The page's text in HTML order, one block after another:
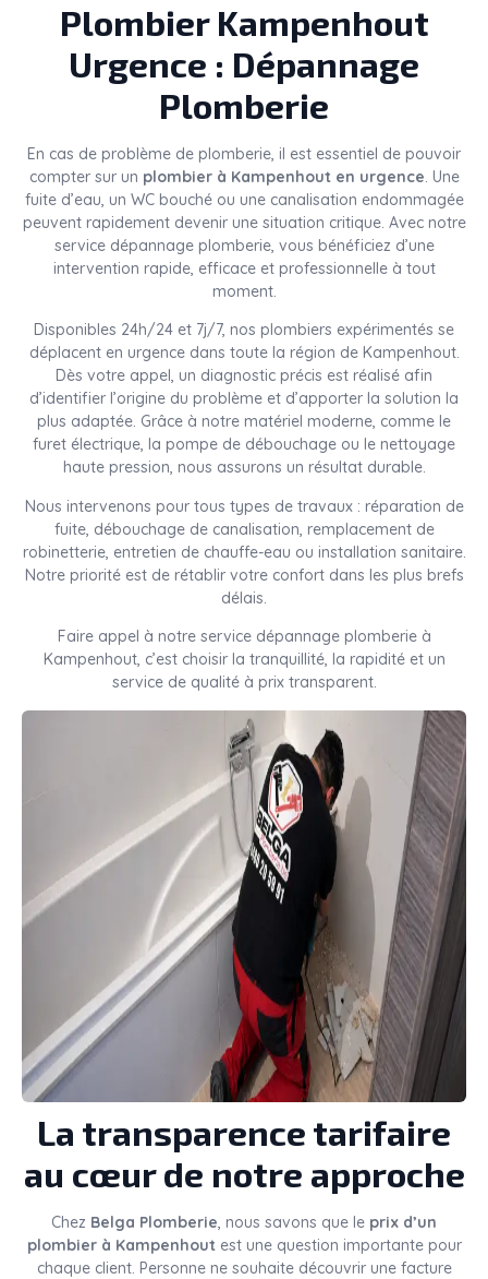
Plombier Kampenhout
Urgence : Dépannage
Plomberie
En cas de problème de plomberie, il est essentiel de pouvoir
compter sur un plombier à Kampenhout en urgence. Une
fuite d’eau, un WC bouché ou une canalisation endommagée
peuvent rapidement devenir une situation critique. Avec notre
service dépannage plomberie, vous bénéficiez d’une
intervention rapide, efficace et professionnelle à tout
moment.
Disponibles 24h/24 et 7j/7, nos plombiers expérimentés se
déplacent en urgence dans toute la région de Kampenhout.
Dès votre appel, un diagnostic précis est réalisé afin
d’identifier l’origine du problème et d’apporter la solution la
plus adaptée. Grâce à notre matériel moderne, comme le
furet électrique, la pompe de débouchage ou le nettoyage
haute pression, nous assurons un résultat durable.
Nous intervenons pour tous types de travaux : réparation de
fuite, débouchage de canalisation, remplacement de
robinetterie, entretien de chauffe-eau ou installation sanitaire.
Notre priorité est de rétablir votre confort dans les plus brefs
délais.
Faire appel à notre service dépannage plomberie à
Kampenhout, c’est choisir la tranquillité, la rapidité et un
service de qualité à prix transparent.
La transparence tarifaire
au cœur de notre approche
Chez Belga Plomberie, nous savons que le prix d’un
plombier à Kampenhoutest une question importante pour
chaque client. Personne ne souhaite découvrir une facture